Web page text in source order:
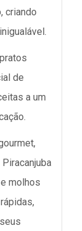
criando
de
a um
molhos